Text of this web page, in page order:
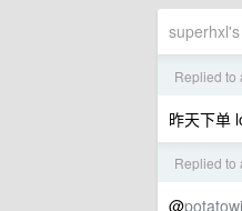
Replied to
昨天下单
Replied to
@